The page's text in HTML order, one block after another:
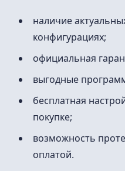
наличие
конфигурациях;
официальная
выгодные
бесплатная
покупке;
возможность
оплатой.